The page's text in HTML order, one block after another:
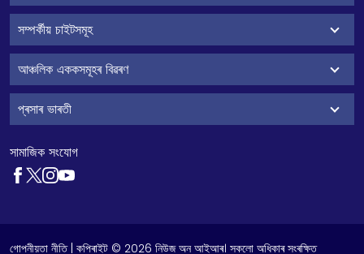
সম্পৰ্কীয় চাইটসমূহ
আঞ্চলিক এককসমূহৰ বিৱৰণ
প্ৰসাৰ ভাৰতী
সামাজিক সংযোগ
গোপনীয়তা নীতি| কপিৰাইট © 2026 নিউজ অন আইআৰ। সকলো অধিকাৰ সংৰক্ষিত